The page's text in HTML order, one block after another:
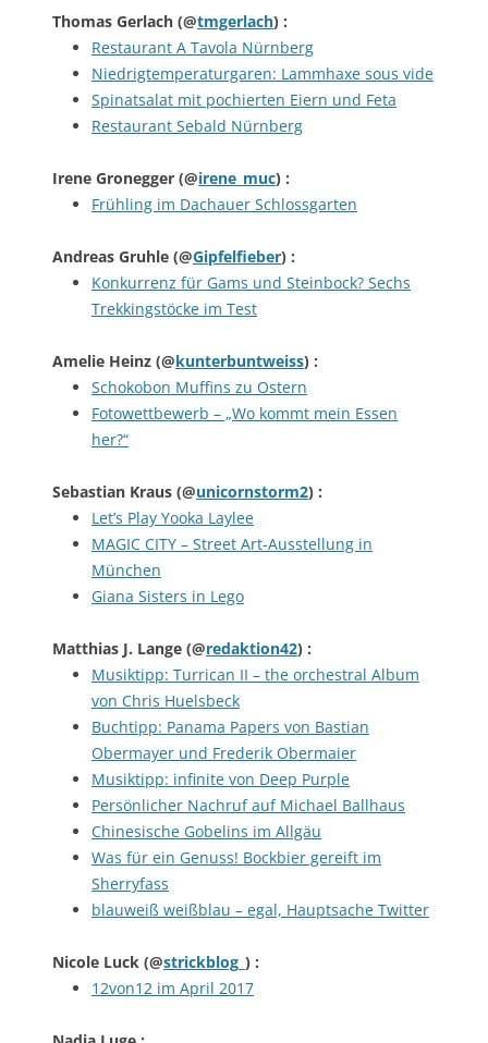
Thomas Gerlach (@tmgerlach) :
Restaurant A Tavola Nürnberg
Niedrigtemperaturgaren: Lammhaxe sous vide
Spinatsalat mit pochierten Eiern und Feta
Restaurant Sebald Nürnberg
Irene Gronegger (@irene_muc) :
Frühling im Dachauer Schlossgarten
Andreas Gruhle (@Gipfelfieber) :
Konkurrenz für Gams und Steinbock? Sechs
Trekkingstöcke im Test
Amelie Heinz (@kunterbuntweiss) :
Schokobon Muffins zu Ostern
Fotowett­bewerb – „Wo kommt mein Essen
her?“
Sebastian Kraus (@unicornstorm2) :
Let’s Play Yooka Laylee
MAGIC CITY – Street Art-Ausstellung in
München
Giana Sisters in Lego
Matthias J. Lange (@redaktion42) :
Musiktipp: Turrican II – the orchestral Album
von Chris Huelsbeck
Buchtipp: Panama Papers von Bastian
Obermayer und Frederik Obermaier
Musiktipp: infinite von Deep Purple
Persönlicher Nachruf auf Michael Ballhaus
Chinesische Gobelins im Allgäu
Was für ein Genuss! Bockbier gereift im
Sherryfass
blauweiß weißblau – egal, Hauptsache Twitter
Nicole Luck (@strickblog_ ) :
12von12 im April 2017